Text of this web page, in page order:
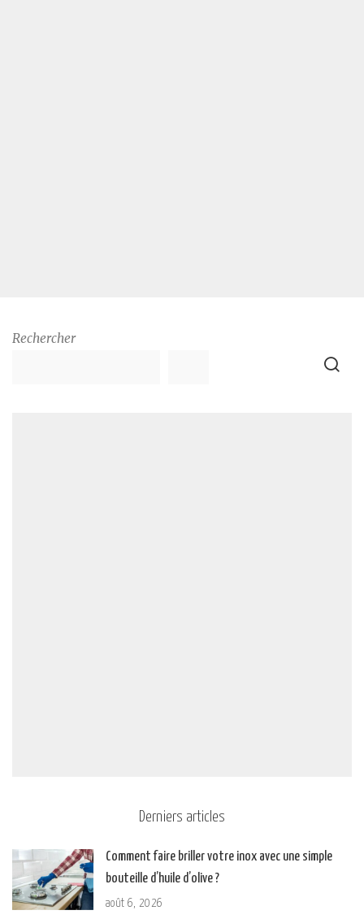
Rechercher
Derniers articles
Comment faire briller votre inox avec une simple
bouteille d’huile d’olive ?
août 6, 2026